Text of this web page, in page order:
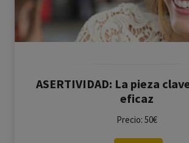
ASERTIVIDAD: La pieza
eficaz
Precio: 50€